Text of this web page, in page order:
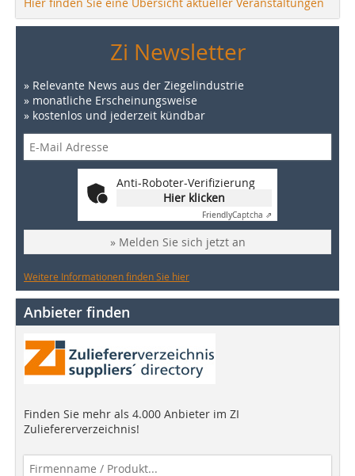
Zi Newsletter
» Relevante News aus der Ziegelindustrie
» monatliche Erscheinungsweise
» kostenlos und jederzeit kündbar
Anti-Roboter-Verifizierung
Hier klicken
FriendlyCaptcha ⇗
» Melden Sie sich jetzt an
Weitere Informationen finden Sie hier
Anbieter finden
Finden Sie mehr als 4.000 Anbieter im ZI
Zuliefererverzeichnis!